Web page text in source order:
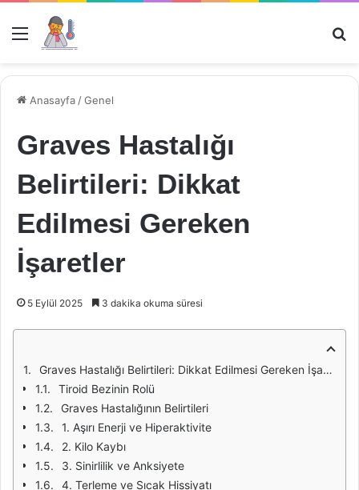
Menü
Anasayfa /Genel
Graves Hastalığı
Belirtileri: Dikkat
Edilmesi Gereken
İşaretler
5 Eylül 2025 3 dakika okuma süresi
Graves Hastalığı Belirtileri: Dikkat Edilmesi Gereken İşaretler
Tiroid Bezinin Rolü
Graves Hastalığının Belirtileri
1. Aşırı Enerji ve Hiperaktivite
2. Kilo Kaybı
3. Sinirlilik ve Anksiyete
4. Terleme ve Sıcak Hissiyatı